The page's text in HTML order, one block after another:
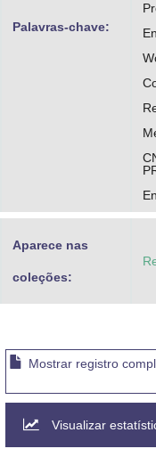
Palavras-chave:
Aparece nas
coleções:
Mostrar registro
Visualizar